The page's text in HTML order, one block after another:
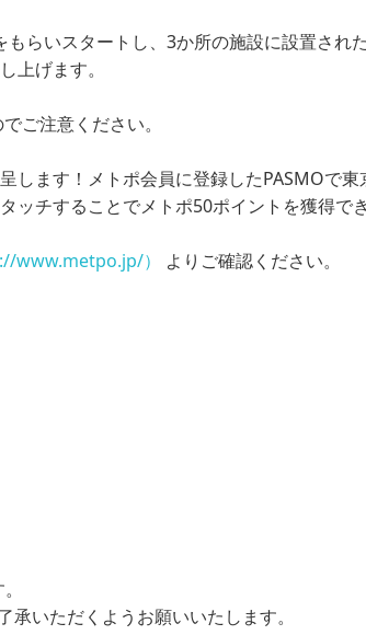
らいスタートし、3か所の施設に設置され
上げます。
ご注意ください。
ます！メトポ会員に登録したPASMOで
チすることでメトポ50ポイントを獲得でき
www.metpo.jp/） よりご確認ください。
いただくようお願いいたします。